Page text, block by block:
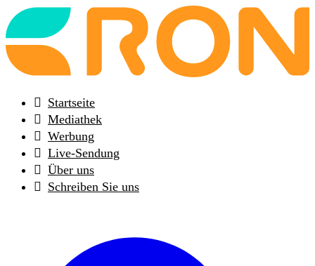
Back
to
frontpage
Startseite
Mediathek
Werbung
Live-Sendung
Über uns
Schreiben Sie uns